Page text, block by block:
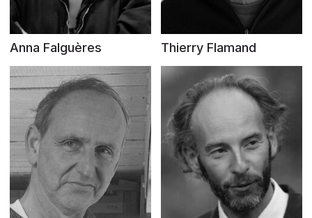
Anna Falguères Thierry Flamand